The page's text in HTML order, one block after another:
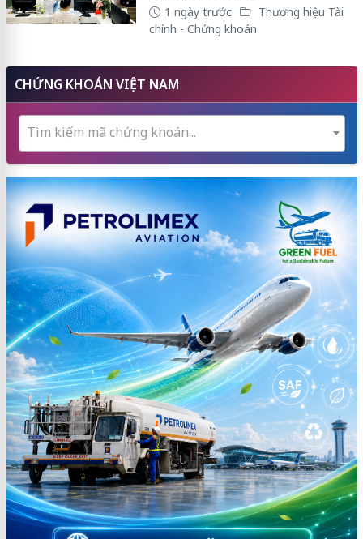
1 ngày trước
Thương hiệu Tài
chính - Chứng khoán
CHỨNG KHOÁN VIỆT NAM
Tìm kiếm mã chứng khoán...